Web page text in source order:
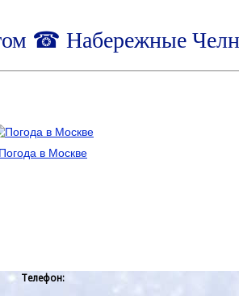
☎ Набережные
Погода в Москве
Телефон: